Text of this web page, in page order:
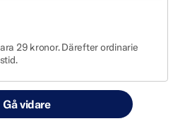
29 kronor. Därefter ordinarie
Gå vidare